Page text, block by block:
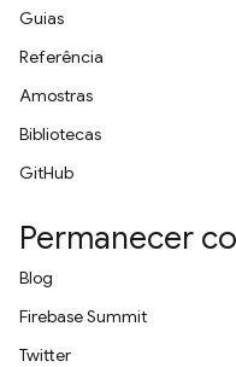
Guias
Referência
Amostras
Bibliotecas
GitHub
Permanecer
Blog
Firebase Summit
Twitter